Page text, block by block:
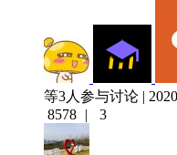
等3人参与讨论 |
8578 | 3